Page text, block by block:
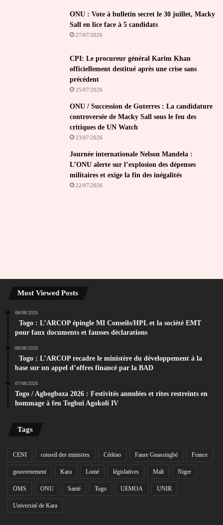
ONU : Vote à bulletin secret le 30 juillet, Macky
Sall en lice face à 5 candidats
27/07/2026
CPI: Le procureur général Karim Khan
officiellement destitué après une crise sans
précédent
25/07/2026
ONU / Succession de Guterres : La candidature
controversée de Macky Sall sous le feu des
critiques de UN Watch
23/07/2026
Journée internationale Nelson Mandela :
L’ONU alerte sur l’explosion des dépenses
militaires et exige la fin des inégalités
22/07/2026
Most Viewed Posts
08/08/2026
Togo : L’ARCOP épingle MI Conseils/HPL et la société EMT
pour faux documents et fausses déclarations
08/08/2026
Togo : L’ARCOP recadre le ministère du développement à la
base sur un appel d’offres financé par la BAD
07/08/2026
Togo / Agbogboza 2026 : Festivités annulées et rites restreints en
hommage à feu Togbuï Agokoli IV
Tags
CENI conseil des ministres Cédéao Faure Gnassingbé France
gouvernement Kara Lomé législatives Mali Niger
OMS ONU Santé Togo UEMOA UNIR
Université de Kara